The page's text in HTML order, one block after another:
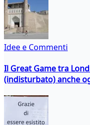
Idee e Commenti
Il Great Game tra
(indisturbato) anche